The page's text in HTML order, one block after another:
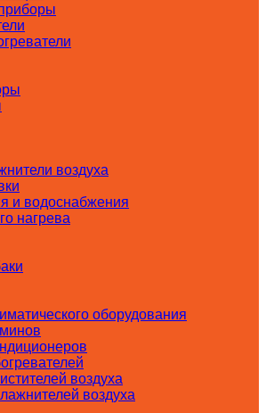
воздуха
и водоснабжения
нагрева
оборудования
воздуха
воздуха